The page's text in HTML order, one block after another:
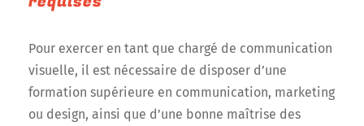
Pour exercer en tant que chargé de communication
visuelle, il est nécessaire de disposer d’une
formation supérieure en communication, marketing
ou design, ainsi que d’une bonne maîtrise des